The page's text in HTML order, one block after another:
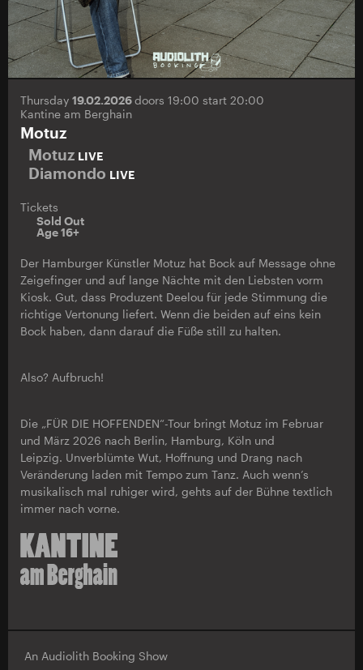
Thursday 19.02.2026doors 19:00 start 20:00
Kantine am Berghain
Motuz
Motuz LIVE
Diamondo LIVE
Tickets
Sold Out
Age 16+
Der Hamburger Künstler Motuz hat Bock auf Message ohne
Zeigefinger und auf lange Nächte mit den Liebsten vorm
Kiosk. Gut, dass Produzent Deelou für jede Stimmung die
richtige Vertonung liefert. Wenn die beiden auf eins kein
Bock haben, dann darauf die Füße still zu halten.
Also? Aufbruch!
Die „FÜR DIE HOFFENDEN“-Tour bringt Motuz im Februar
und März 2026 nach Berlin, Hamburg, Köln und
Leipzig. Unverblümte Wut, Hoffnung und Drang nach
Veränderung laden mit Tempo zum Tanz. Auch wenn’s
musikalisch mal ruhiger wird, gehts auf der Bühne textlich
immer nach vorne.
An Audiolith Booking Show